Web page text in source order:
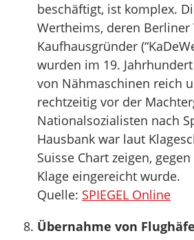
beschäftigt, ist komplex.
Wertheims, deren Berliner
Kaufhausgründer
wurden im 19.
von Nähmaschinen reich
rechtzeitig vor der
Nationalsozialisten nach
Hausbank war laut
Suisse Chart zeigen,
Klage eingereicht wurde.
Quelle: SPIEGEL Online
Übernahme von